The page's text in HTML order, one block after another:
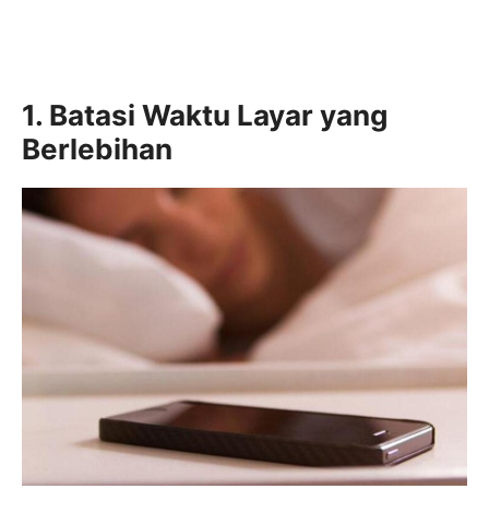
1. Batasi Waktu Layar yang
Berlebihan